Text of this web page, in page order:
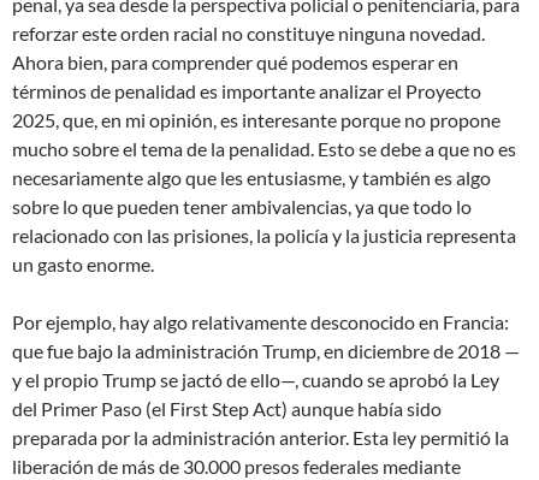
reforzar este orden racial no constituye ninguna novedad.
Ahora bien, para comprender qué podemos esperar en
términos de penalidad es importante analizar el Proyecto
2025, que, en mi opinión, es interesante porque no propone
mucho sobre el tema de la penalidad. Esto se debe a que no es
necesariamente algo que les entusiasme, y también es algo
sobre lo que pueden tener ambivalencias, ya que todo lo
relacionado con las prisiones, la policía y la justicia representa
un gasto enorme.
Por ejemplo, hay algo relativamente desconocido en Francia:
que fue bajo la administración Trump, en diciembre de 2018 —
y el propio Trump se jactó de ello—, cuando se aprobó la Ley
del Primer Paso (el First Step Act) aunque había sido
preparada por la administración anterior. Esta ley permitió la
liberación de más de 30.000 presos federales mediante